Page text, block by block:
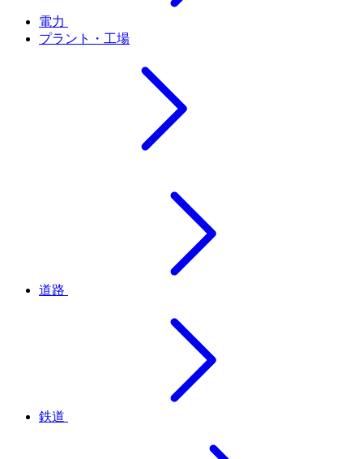
電力
プラント・工場
道路
鉄道